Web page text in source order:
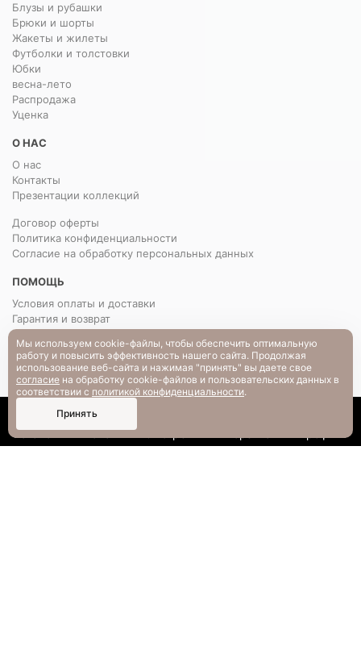
Каталог Поиск
Блузы и рубашки
Брюки и шорты
Жакеты и жилеты
Футболки и толстовки
Юбки
весна-лето
Распродажа
Уценка
О НАС
О нас
Контакты
Презентации коллекций
Договор оферты
Политика конфиденциальности
Согласие на обработку персональных данных
ПОМОЩЬ
Условия оплаты и доставки
Гарантия и возврат
РАЗМЕРНАЯ СЕТКА
Вопрос-ответ
Мы используем cookie-файлы, чтобы обеспечить оптимальную
работу и повысить эффективность нашего сайта. Продолжая
использование веб-сайта и нажимая "принять" вы даете свое
согласие на обработку cookie-файлов и пользовательских данных в
соответствии с политикой конфиденциальности.
Принять